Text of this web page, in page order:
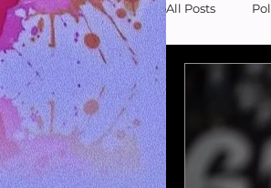
All Posts